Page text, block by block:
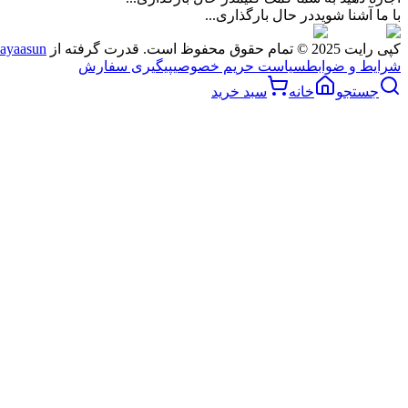
با ما آشنا شویددر حال بارگذاری...
کپی رایت 2025 © تمام حقوق محفوظ است. قدرت گرفته از
شرایط و ضوابطسیاست حریم خصوصیپیگیری سفارش
جستجو
خانه سبد خرید